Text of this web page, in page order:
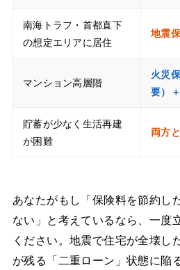
南海トラフ・首都直下
の想定エリアに居住
地震
マンション高層階
火災
要）
貯蓄が少なく生活再建
が困難
両方
あなたがもし「保険料を節約し
ない」と考えているなら、一度
ください。地震で住宅が全壊し
が残る「二重ローン」状態に陥